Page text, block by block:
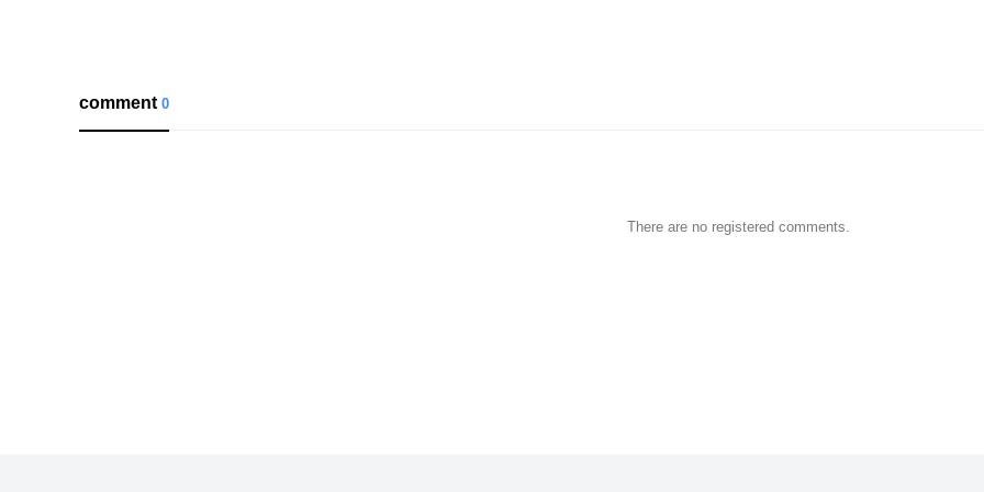
comment0
There are no registered comments.